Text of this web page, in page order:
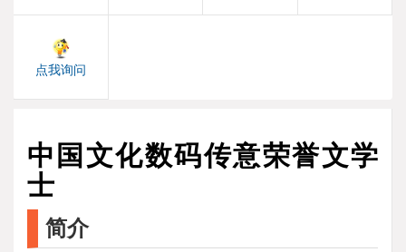
点我询问
中国文化数码传意荣誉文学
士
简介